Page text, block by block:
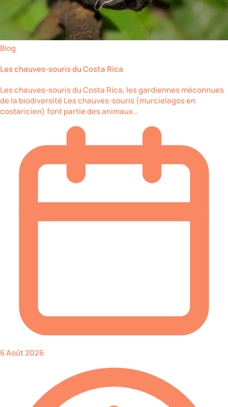
Blog
Les chauves-souris du Costa Rica
Les chauves-souris du Costa Rica, les gardiennes méconnues
de la biodiversité Les chauves-souris (murcielagos en
costaricien) font partie des animaux…
6 Août 2026